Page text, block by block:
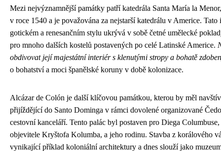
Mezi nejvýznamnější památky patří katedrála Santa María la
v roce 1540 a je považována za nejstarší katedrálu v Americe. Tato
gotickém a renesančním stylu ukrývá v sobě četné umělecké
pro mnoho dalších kostelů postavených po celé Latinské Americe.
obdivovat její majestátní interiér s klenutými stropy a bohatě
o bohatství a moci španělské koruny v době kolonizace.
Alcázar de Colón je další klíčovou památkou, kterou by měl
přijíždějící do Santo Dominga v rámci dovolené organizované
cestovní kanceláří. Tento palác byl postaven pro Diega
objevitele Kryštofa Kolumba, a jeho rodinu. Stavba z korálového
vynikající příklad koloniální architektury a dnes slouží jako